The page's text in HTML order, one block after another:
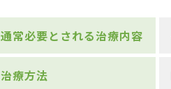
通常必要とされる治療内容
治療方法